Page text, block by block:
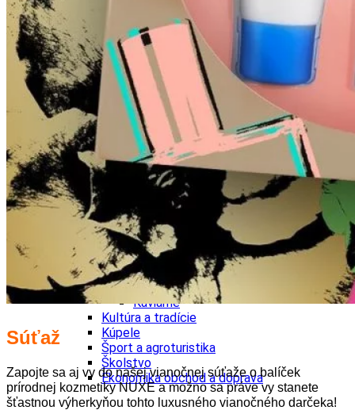
Kultúra a tradície
Šport a agroturistika
Školstvo
Ekonomika obchod a doprava
Prešovský kraj
Tipy
Výlet
Turistika
Cyklistika
Hrady
Podujatia
Výstava
Galéria
Folklór
Ubytovanie
Pobyty
Wellness
Gastro
Kaviarne
Kultúra a tradície
Kúpele
Šport a agroturistika
Školstvo
Ekonomika obchod a doprava
Súťaž
Zapojte sa aj vy do našej vianočnej súťaže o balíček
prírodnej kozmetiky NUXE a možno sa práve vy stanete
šťastnou výherkyňou tohto luxusného vianočného darčeka!